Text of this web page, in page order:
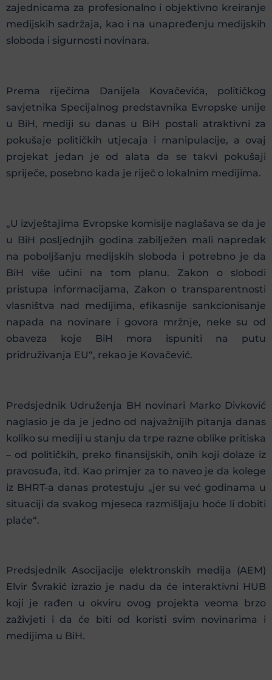
zajednicama za profesionalno i objektivno kreiranje
medijskih sadržaja, kao i na unapređenju medijskih
sloboda i sigurnosti novinara.
Prema riječima Danijela Kovačevića, političkog
savjetnika Specijalnog predstavnika Evropske unije
u BiH, mediji su danas u BiH postali atraktivni za
pokušaje političkih utjecaja i manipulacije, a ovaj
projekat jedan je od alata da se takvi pokušaji
spriječe, posebno kada je riječ o lokalnim medijima.
„U izvještajima Evropske komisije naglašava se da je
u BiH posljednjih godina zabilježen mali napredak
na poboljšanju medijskih sloboda i potrebno je da
BiH više učini na tom planu. Zakon o slobodi
pristupa informacijama, Zakon o transparentnosti
vlasništva nad medijima, efikasnije sankcionisanje
napada na novinare i govora mržnje, neke su od
obaveza koje BiH mora ispuniti na putu
pridruživanja EU“, rekao je Kovačević.
Predsjednik Udruženja BH novinari Marko Divković
naglasio je da je jedno od najvažnijih pitanja danas
koliko su mediji u stanju da trpe razne oblike pritiska
– od političkih, preko finansijskih, onih koji dolaze iz
pravosuđa, itd. Kao primjer za to naveo je da kolege
iz BHRT-a danas protestuju „jer su već godinama u
situaciji da svakog mjeseca razmišljaju hoće li dobiti
plaće“.
Predsjednik Asocijacije elektronskih medija (AEM)
Elvir Švrakić izrazio je nadu da će interaktivni HUB
koji je rađen u okviru ovog projekta veoma brzo
zaživjeti i da će biti od koristi svim novinarima i
medijima u BiH.